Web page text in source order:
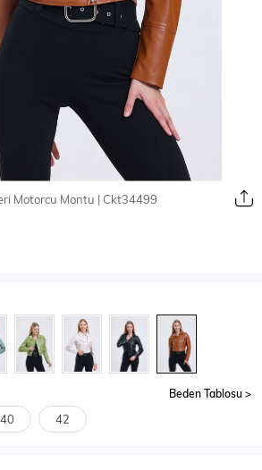
& Kaban Yağmurluk
Atlet Crop & Büstiyer
Motorcu Montu | Ckt34499
Beden Tablosu
40 42